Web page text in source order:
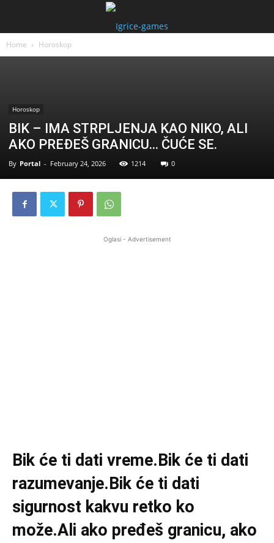
Home Horoskop
Horoskop
BIK – IMA STRPLJENJA KAO NIKO, ALI
AKO PREĐEŠ GRANICU… ČUĆE SE.
By Portal - February 24, 2026 1214 0
Oglasi - Advertisement
Bik će ti dati vreme.Bik će ti dati
razumevanje.Bik će ti dati
sigurnost kakvu retko ko
može.Ali ako pređeš granicu, ako